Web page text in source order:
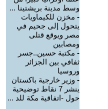
وسط مدينة بريشتينا ...
- مخزن للكيماويات
يتحول إلى جحيم في
مصر ويوقع قتلى
ومصابين
- مكتبة حسين..جسر
ثفافي بين الجزائر
وروسيا
- وزير خارجية باكستان
ينشر 7 نقاط توضيحية
حول -اتفاقية مكة للد ...